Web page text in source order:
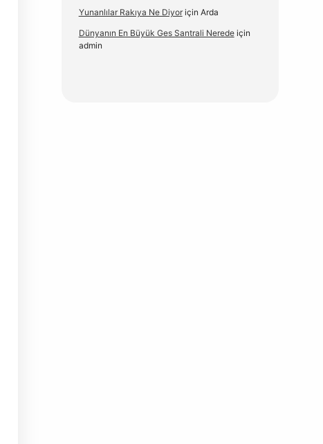
Yunanlılar Rakıya Ne Diyoriçin Arda
Dünyanın En Büyük Ges Santrali Neredeiçin
admin